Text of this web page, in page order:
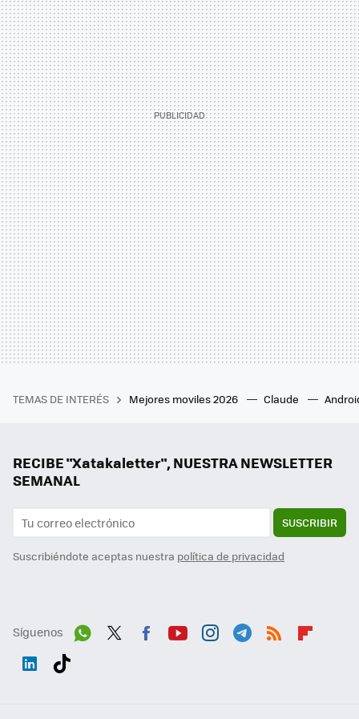
TEMAS DE INTERÉS Mejores moviles 2026 Claude
RECIBE "Xatakaletter", NUESTRA NEWSLETTER
SEMANAL
SUSCRIBIR
Suscribiéndote aceptas nuestra política de privacidad
Síguenos